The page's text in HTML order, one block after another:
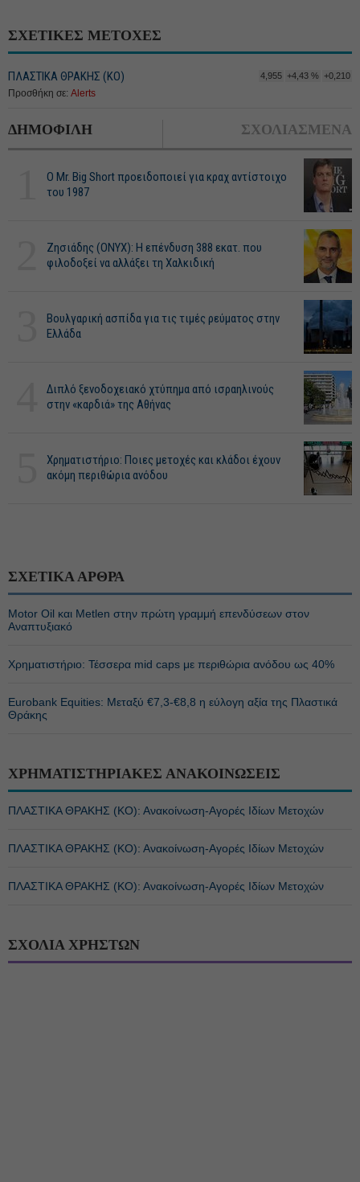
ΣΧΕΤΙΚΕΣ ΜΕΤΟΧΕΣ
ΠΛΑΣΤΙΚΑ ΘΡΑΚΗΣ (ΚΟ) 4,955 +4,43 % +0,210
Προσθήκη σε: Alerts
ΔΗΜΟΦΙΛΗ ΣΧΟΛΙΑΣΜΕΝΑ
O Mr. Big Short προειδοποιεί για κραχ αντίστοιχο
του 1987
Ζησιάδης (ONYX): Η επένδυση 388 εκατ. που
φιλοδοξεί να αλλάξει τη Χαλκιδική
Βουλγαρική ασπίδα για τις τιμές ρεύματος στην
Ελλάδα
Διπλό ξενοδοχειακό χτύπημα από ισραηλινούς
στην «καρδιά» της Αθήνας
Χρηματιστήριο: Ποιες μετοχές και κλάδοι έχουν
ακόμη περιθώρια ανόδου
ΣΧΕΤΙΚΑ ΑΡΘΡΑ
Motor Oil και Metlen στην πρώτη γραμμή επενδύσεων στον
Αναπτυξιακό
Χρηματιστήριο: Τέσσερα mid caps με περιθώρια ανόδου ως 40%
Eurobank Equities: Μεταξύ €7,3-€8,8 η εύλογη αξία της Πλαστικά
Θράκης
ΧΡΗΜΑΤΙΣΤΗΡΙΑΚΕΣ ΑΝΑΚΟΙΝΩΣΕΙΣ
ΠΛΑΣΤΙΚΑ ΘΡΑΚΗΣ (ΚΟ): Ανακοίνωση-Αγορές Ιδίων Μετοχών
ΠΛΑΣΤΙΚΑ ΘΡΑΚΗΣ (ΚΟ): Ανακοίνωση-Αγορές Ιδίων Μετοχών
ΠΛΑΣΤΙΚΑ ΘΡΑΚΗΣ (ΚΟ): Ανακοίνωση-Αγορές Ιδίων Μετοχών
ΣΧΟΛΙΑ ΧΡΗΣΤΩΝ